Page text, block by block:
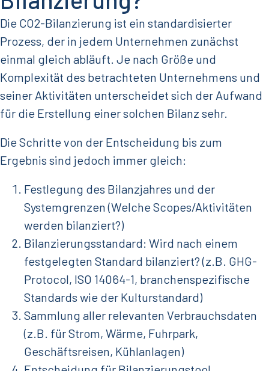
Die CO2-Bilanzierung ist ein standardisierter
Prozess, der in jedem Unternehmen zunächst
einmal gleich abläuft. Je nach Größe und
Komplexität des betrachteten Unternehmens und
seiner Aktivitäten unterscheidet sich der Aufwand
für die Erstellung einer solchen Bilanz sehr.
Die Schritte von der Entscheidung bis zum
Ergebnis sind jedoch immer gleich:
Festlegung des Bilanzjahres und der
Systemgrenzen (Welche Scopes/Aktivitäten
werden bilanziert?)
Bilanzierungsstandard: Wird nach einem
festgelegten Standard bilanziert? (z.B. GHG-
Protocol, ISO 14064-1, branchenspezifische
Standards wie der Kulturstandard)
Sammlung aller relevanten Verbrauchsdaten
(z.B. für Strom, Wärme, Fuhrpark,
Geschäftsreisen, Kühlanlagen)